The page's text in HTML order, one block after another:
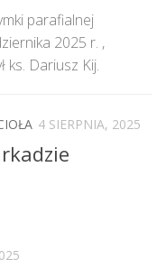
parafialnej
2025 r. ,
ks. Dariusz Kij.
4 SIERPNIA, 2025